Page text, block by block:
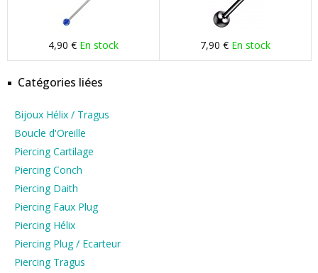
4,90 € En stock 7,90 € En stock
Catégories liées
Bijoux Hélix / Tragus
Boucle d'Oreille
Piercing Cartilage
Piercing Conch
Piercing Daith
Piercing Faux Plug
Piercing Hélix
Piercing Plug / Ecarteur
Piercing Tragus